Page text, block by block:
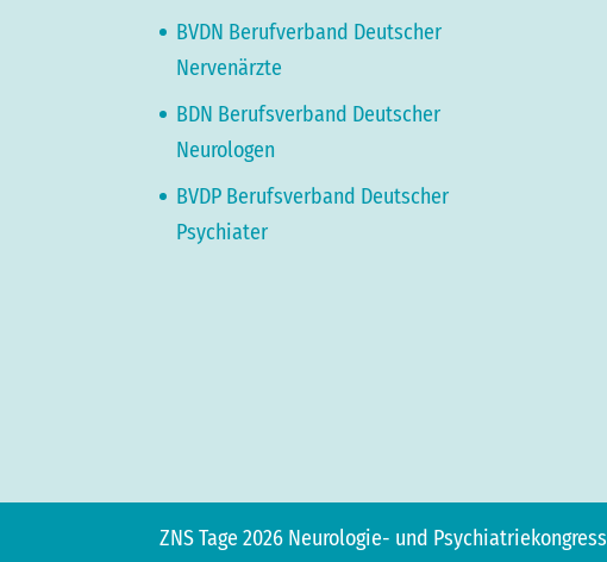
BVDN Berufverband Deutscher
Nervenärzte
BDN Berufsverband Deutscher
Neurologen
BVDP Berufsverband Deutscher
Psychiater
ZNS Tage 2026 Neurologie- und Psychiatriekongress